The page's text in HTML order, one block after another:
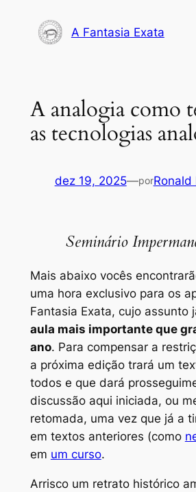
A Fantasia Exata
A analogia como
as tecnologias
dez 19, 2025—porRonald
Seminário
Mais abaixo vocês
uma hora exclusivo para os
Fantasia Exata, cujo assunto
aula mais importante que
ano. Para compensar a
a próxima edição trará um
todos e que dará
discussão aqui iniciada, ou
retomada, uma vez que já a
em textos anteriores (como
em um curso.
Arrisco um retrato histórico